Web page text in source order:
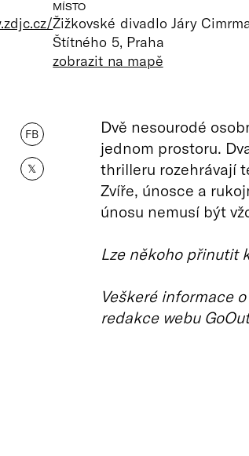
MÍSTO
Žižkovské divadlo Járy
Štítného 5, Praha
zobrazit na mapě
FB
𝕏
Dvě nesourodé
jednom prostoru.
thrilleru rozehrávají
Zvíře, únosce a
únosu nemusí být
Lze někoho přinutit
Veškeré informace
redakce webu